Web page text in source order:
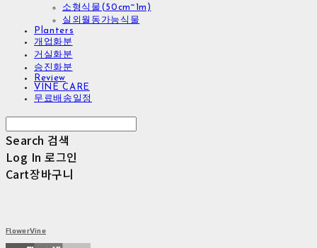
소형식물(50cm~1m)
실외월동가능식물
Planters
개업화분
거실화분
승진화분
Review
VINE CARE
무료배송일정
Search 검색
Log In 로그인
Cart장바구니
FlowerVine